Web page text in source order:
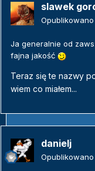
slawek
Opublikowano
Ja generalnie od
fajna jakość
Teraz się te nazwy
wiem co miałem...
danielj
Opublikowano